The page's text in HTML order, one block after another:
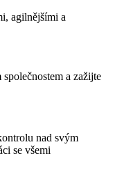
agilnějšími a
a zažijte
nad svým
se všemi